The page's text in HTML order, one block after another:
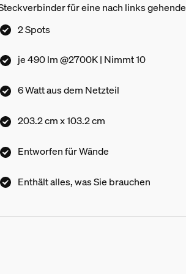
für eine nach links gehende
L-Form
2 Spots
je 490 lm @2700K | Nimmt 10
6 Watt aus dem Netzteil
203.2 cm x 103.2 cm
Entworfen für Wände
Enthält alles, was Sie brauchen